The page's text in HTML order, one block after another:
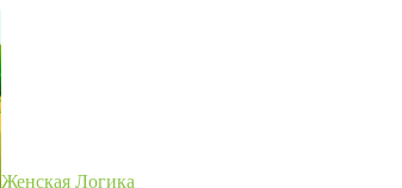
Женская Логика